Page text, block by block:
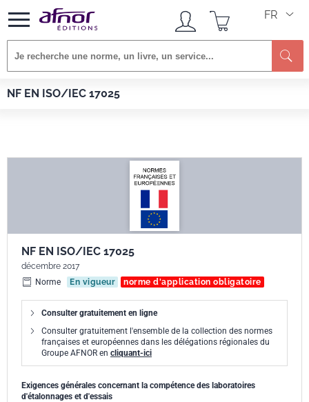
FR
NF EN ISO/IEC 17025
Afnor EDITIONS Normes NF EN ISO/IEC 17025
NF EN ISO/IEC 17025
décembre 2017
Norme
En vigueur norme d'application obligatoire
Consulter gratuitement en ligne
Consulter gratuitement l'ensemble de la collection des normes
françaises et européennes dans les délégations régionales du
Groupe AFNOR en cliquant-ici
Exigences générales concernant la compétence des laboratoires
d'étalonnages et d'essais